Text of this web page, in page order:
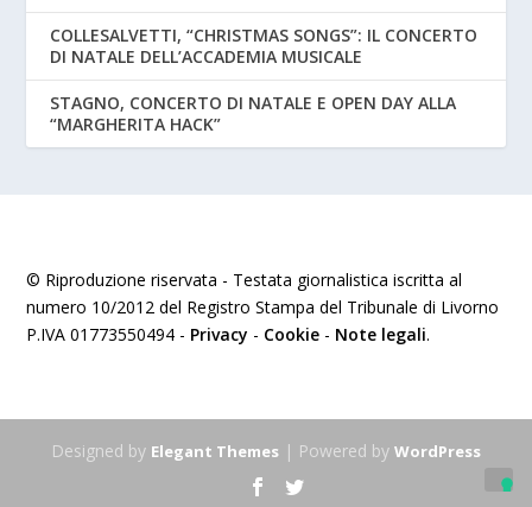
COLLESALVETTI, “CHRISTMAS SONGS”: IL CONCERTO
DI NATALE DELL’ACCADEMIA MUSICALE
STAGNO, CONCERTO DI NATALE E OPEN DAY ALLA
“MARGHERITA HACK”
© Riproduzione riservata - Testata giornalistica iscritta al
numero 10/2012 del Registro Stampa del Tribunale di Livorno
P.IVA 01773550494 - Privacy - Cookie - Note legali.
Designed by Elegant Themes | Powered by WordPress